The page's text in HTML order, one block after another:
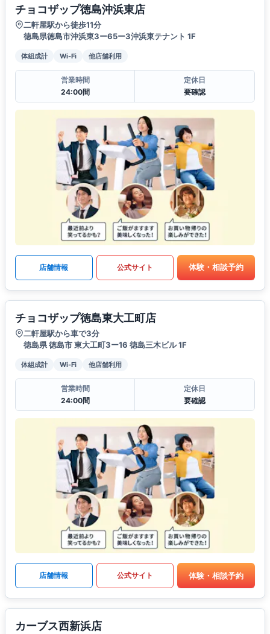
チョコザップ徳島沖浜東店
二軒屋駅から徒歩11分
徳島県徳島市沖浜東3ー65ー3沖浜東テナント 1F
体組成計 Wi-Fi 他店舗利用
営業時間
24:00間
定休日
要確認
店舗情報 公式サイト 体験・相談予約
チョコザップ徳島東大工町店
二軒屋駅から車で3分
徳島県 徳島市 東大工町3ー16 徳島三木ビル 1F
体組成計 Wi-Fi 他店舗利用
営業時間
24:00間
定休日
要確認
店舗情報 公式サイト 体験・相談予約
カーブス西新浜店